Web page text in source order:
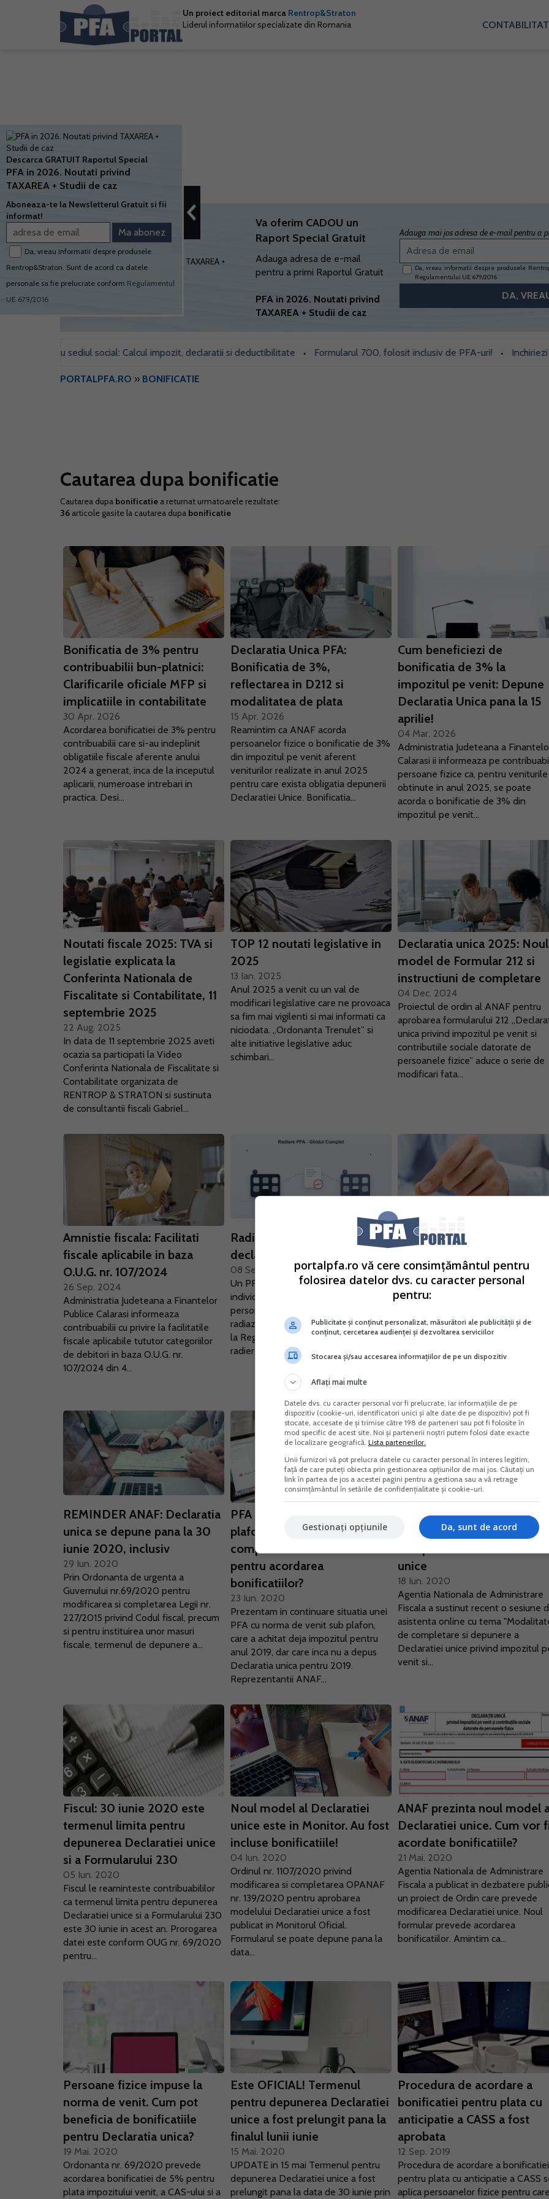
Un proiect editorial marca Rentrop&Straton
Liderul informatiilor specializate din Romania
Va oferim CADOU un
Raport Special Gratuit
Adauga adresa de e-mail
pentru a primi Raportul Gratuit
PFA in 2026. Noutati privind
TAXAREA + Studii de caz
Adauga mai jos adresa de e-mail pentru a
Da, vreau informatii despre produsele
Regulamentului UE 679/2016
sediul social: Calcul impozit, declaratii si deductibilitate • Formularul 700, folosit inclusiv de PFA-uri! • Inchiriezi prin
PORTALPFA.RO » BONIFICATIE
Cautarea dupa bonificatie
Cautarea dupa bonificatie a returnat urmatoarele rezultate:
36 articole gasite la cautarea dupa bonificatie
Bonificatia de 3% pentru
contribuabilii bun-platnici:
Clarificarile oficiale MFP si
implicatiile in contabilitate
30 Apr. 2026
Acordarea bonificatiei de 3% pentru
contribuabilii care si-au indeplinit
obligatiile fiscale aferente anului
2024 a generat, inca de la inceputul
aplicarii, numeroase intrebari in
practica. Desi...
Declaratia Unica PFA:
Bonificatia de 3%,
reflectarea in D212 si
modalitatea de plata
15 Apr. 2026
Reamintim ca ANAF acorda
persoanelor fizice o bonificatie de 3%
din impozitul pe venit aferent
veniturilor realizate in anul 2025
pentru care exista obligatia depunerii
Declaratiei Unice. Bonificatia...
Cum beneficiezi de
bonificatia de 3% la
impozitul pe venit: Depune
Declaratia Unica pana la 15
aprilie!
04 Mar. 2026
Administratia Judeteana a
Calarasi ii informeaza pe
persoane fizice ca, pentru veniturile
obtinute in anul 2025, se poate
acorda o bonificatie de 3% din
impozitul pe venit...
Noutati fiscale 2025: TVA si
legislatie explicata la
Conferinta Nationala de
Fiscalitate si Contabilitate, 11
septembrie 2025
22 Aug. 2025
In data de 11 septembrie 2025 aveti
ocazia sa participati la Video
Conferinta Nationala de Fiscalitate si
Contabilitate organizata de
RENTROP & STRATON si sustinuta
de consultantii fiscali Gabriel...
TOP 12 noutati legislative in
2025
13 Ian. 2025
Anul 2025 a venit cu un val de
modificari legislative care ne provoaca
sa fim mai vigilenti si mai informati ca
niciodata. „Ordonanta Trenulet” si
alte initiative legislative aduc
schimbari...
Declaratia unica 2025: Noul
model de Formular 212 si
instructiuni de completare
04 Dec. 2024
Proiectul de ordin al ANAF pentru
aprobarea formularului 212
unica privind impozitul pe venit si
contributiile sociale datorate de
persoanele fizice” aduce o serie de
modificari fata...
Amnistie fiscala: Facilitati
fiscale aplicabile in baza
O.U.G. nr. 107/2024
26 Sep. 2024
Administratia Judeteana a Finantelor
Publice Calarasi informeaza
contribuabilii cu privire la facilitatile
fiscale aplicabile tututor categoriilor
de debitori in baza O.U.G. nr.
107/2024 din 4...
Radiere PFA: documente si
declaratii fiscale necesare
08 Sep. 2024
Un PFA (sau o intreprindere
individuala / familiala) fara
personalitate juridica separata se
radiaza in doi pasi distincti: radierea de
la Registrul Comertului (ONRC) si
radierea fiscala la ANAF,...
PFA care a incasat somaj
Completarea Declaratiei
unice
Expertul nostru clarifica in acest
material ce obligatii fiscale de
indemnizatia de somaj tehnic si
REMINDER ANAF: Declaratia
unica se depune pana la 30
iunie 2020, inclusiv
29 Iun. 2020
Prin Ordonanta de urgenta a
Guvernului nr.69/2020 pentru
modificarea si completarea Legii nr.
227/2015 privind Codul fiscal, precum
si pentru instituirea unor masuri
fiscale, termenul de depunere a...
PFA cu norma de venit sub
plafon. Cum trebuie
completata Declaratia unica
pentru acordarea
bonificatiilor?
23 Iun. 2020
Prezentam in continuare situatia unei
PFA cu norma de venit sub plafon,
care a achitat deja impozitul pentru
anul 2019, dar care inca nu a depus
Declaratia unica pentru 2019.
Reprezentantii ANAF...
ANAF le raspunde PFA-
6 probleme aparute in
unice
18 Iun. 2020
Agentia Nationala de Administrare
Fiscala a sustinut recent o sesiune
asistenta online cu tema
de completare si depunere a
Declaratiei unice privind impozitul
venit si...
Fiscul: 30 iunie 2020 este
termenul limita pentru
depunerea Declaratiei unice
si a Formularului 230
05 Iun. 2020
Fiscul le reaminteste contribuabililor
ca termenul limita pentru depunerea
Declaratiei unice si a Formularului 230
este 30 iunie in acest an. Prorogarea
datei este conform OUG nr. 69/2020
pentru...
Noul model al Declaratiei
unice este in Monitor. Au fost
incluse bonificatiile!
04 Iun. 2020
Ordinul nr. 1107/2020 privind
modificarea si completarea OPANAF
nr. 139/2020 pentru aprobarea
modelului Declaratiei unice a fost
publicat in Monitorul Oficial.
Formularul se poate depune pana la
data...
ANAF prezinta noul model
Declaratiei unice. Cum vor
acordate bonificatiile?
21 Mai. 2020
Agentia Nationala de Administrare
Fiscala a publicat in dezbatere
un proiect de Ordin care prevede
modificarea Declaratiei unice. Noul
formular prevede acordarea
bonificatiilor. Amintim ca...
Persoane fizice impuse la
norma de venit. Cum pot
beneficia de bonificatiile
pentru Declaratia unica?
19 Mai. 2020
Ordonanta nr. 69/2020 prevede
acordarea bonificatiei de 5% pentru
plata impozitului venit, a CAS-ului si a
Este OFICIAL! Termenul
pentru depunerea Declaratiei
unice a fost prelungit pana la
finalul lunii iunie
15 Mai. 2020
UPDATE in 15 mai Termenul pentru
depunerea Declaratiei unice a fost
prelungit pana la data de 30 iunie prin
Procedura de acordare a
bonificatiei pentru plata cu
anticipatie a CASS a fost
aprobata
12 Sep. 2019
Procedura de acordare a bonificatiei
pentru plata cu anticipatie a CASS
aplica persoanelor fizice pentru
Descarca GRATUIT Raportul Special
PFA in 2026. Noutati privind
TAXAREA + Studii de caz
Aboneaza-te la Newsletterul Gratuit si fii
informat!
Da, vreau informatii despre produsele
Rentrop&Straton. Sunt de acord ca datele
personale sa fie prelucrate conform Regulamentul
UE 679/2016
portalpfa.ro vă cere consimțământul pentru
folosirea datelor dvs. cu caracter personal
pentru:
Publicitate și conținut personalizat, măsurători ale publicității și de
conținut, cercetarea audienței și dezvoltarea serviciilor
Stocarea și/sau accesarea informațiilor de pe un dispozitiv
Aflați mai multe
Datele dvs. cu caracter personal vor fi prelucrate, iar informațiile de pe
dispozitiv (cookie-uri, identificatori unici și alte date de pe dispozitiv) pot fi
stocate, accesate de și trimise către 198 de parteneri sau pot fi folosite în
mod specific de acest site. Noi și partenerii noștri putem folosi date exacte
de localizare geografică. Lista partenerilor.
Unii furnizori vă pot prelucra datele cu caracter personal în interes legitim,
față de care puteți obiecta prin gestionarea opțiunilor de mai jos. Căutați un
link în partea de jos a acestei pagini pentru a gestiona sau a vă retrage
consimțământul în setările de confidențialitate și cookie-uri.
Da, sunt de acord
Gestionați opțiunile